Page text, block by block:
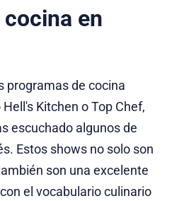
en
programas de cocina
Kitchen o Top Chef,
escuchado algunos de
Estos shows no solo son
son una excelente
el vocabulario culinario